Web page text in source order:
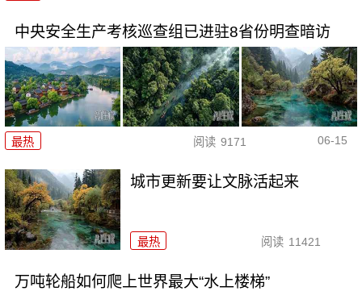
中央安全生产考核巡查组已进驻8省份明查暗访
最热 阅读 9171 06-15
城市更新要让文脉活起来
最热 阅读 11421
万吨轮船如何爬上世界最大“水上楼梯”